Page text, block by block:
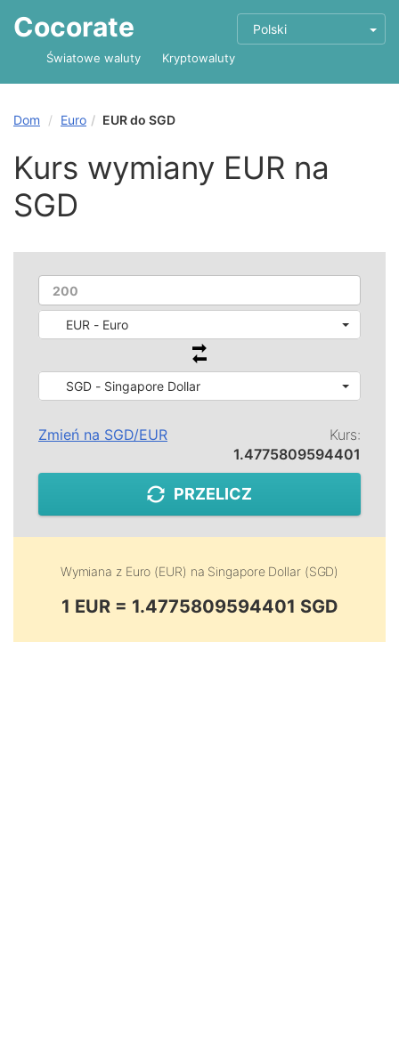
Cocorate Polski
Światowe waluty Kryptowaluty
Dom Euro EUR do SGD
Kurs wymiany EUR na
SGD
EUR - Euro
SGD - Singapore Dollar
Zmień na SGD/EUR
Kurs:
1.4775809594401
PRZELICZ
Wymiana z Euro (EUR) na Singapore Dollar (SGD)
1 EUR = 1.4775809594401 SGD